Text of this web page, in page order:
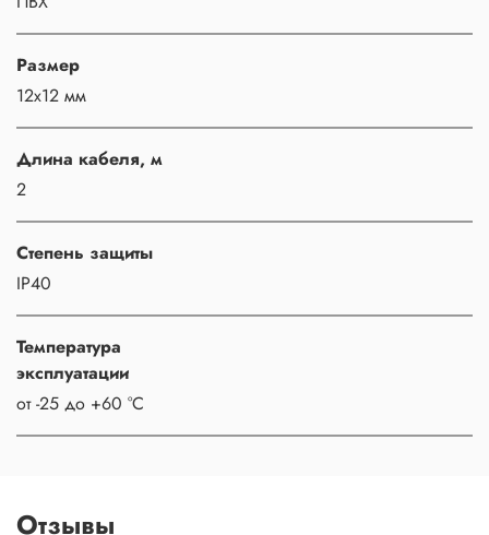
Размер
12x12 мм
Длина кабеля, м
2
Степень защиты
IP40
Температура
эксплуатации
от -25 до +60 °C
Отзывы